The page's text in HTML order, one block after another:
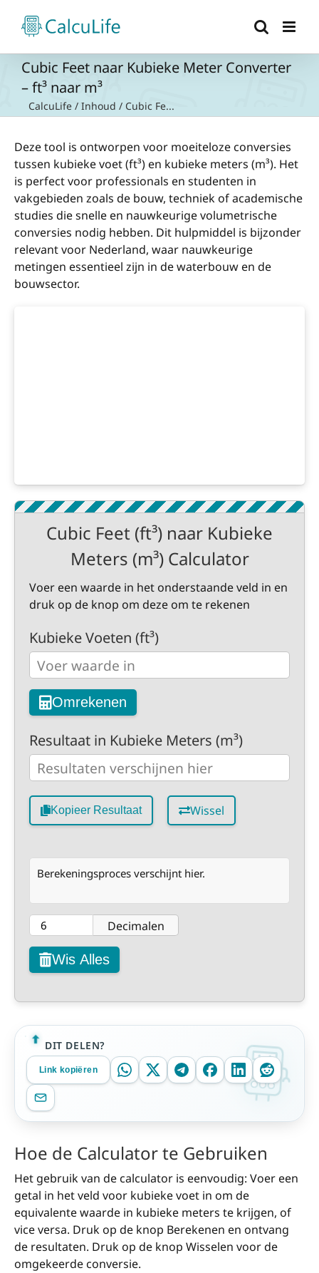
naar
inhoud
Cubic Feet naar Kubieke Meter Converter
– ft³ naar m³
CalcuLife / Inhoud / Cubic Fe...
Deze tool is ontworpen voor moeiteloze conversies
tussen kubieke voet (ft³) en kubieke meters (m³). Het
is perfect voor professionals en studenten in
vakgebieden zoals de bouw, techniek of academische
studies die snelle en nauwkeurige volumetrische
conversies nodig hebben. Dit hulpmiddel is bijzonder
relevant voor Nederland, waar nauwkeurige
metingen essentieel zijn in de waterbouw en de
bouwsector.
Cubic Feet (ft³) naar Kubieke
Meters (m³) Calculator
Voer een waarde in het onderstaande veld in en
druk op de knop om deze om te rekenen
Kubieke Voeten (ft³)
Omrekenen
Resultaat in Kubieke Meters (m³)
Kopieer Resultaat Wissel
Berekeningsproces verschijnt hier.
Decimalen
Wis Alles
DIT DELEN?
Link kopiëren
Hoe de Calculator te Gebruiken
Het gebruik van de calculator is eenvoudig: Voer een
getal in het veld voor kubieke voet in om de
equivalente waarde in kubieke meters te krijgen, of
vice versa. Druk op de knop Berekenen en ontvang
de resultaten. Druk op de knop Wisselen voor de
omgekeerde conversie.